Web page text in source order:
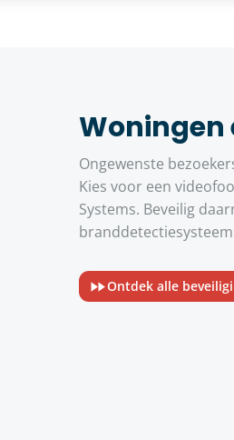
Ongewenste
Kies voor een
Systems. Beveilig
Ontdek alle